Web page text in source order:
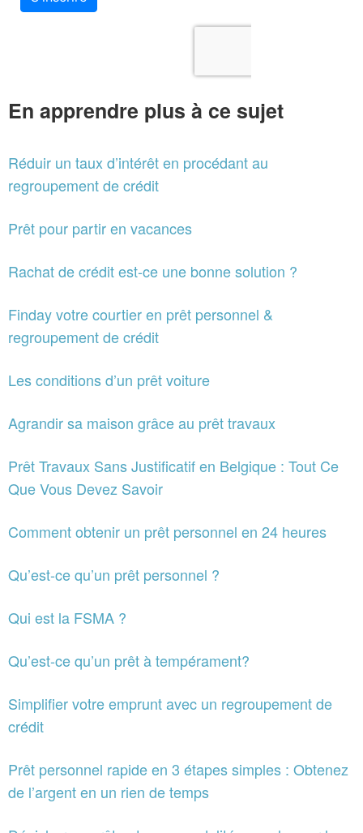
En apprendre plus à ce sujet
Réduir un taux d’intérêt en procédant au
regroupement de crédit
Prêt pour partir en vacances
Rachat de crédit est-ce une bonne solution ?
Finday votre courtier en prêt personnel &
regroupement de crédit
Les conditions d’un prêt voiture
Agrandir sa maison grâce au prêt travaux
Prêt Travaux Sans Justificatif en Belgique : Tout Ce
Que Vous Devez Savoir
Comment obtenir un prêt personnel en 24 heures
Qu’est-ce qu’un prêt personnel ?
Qui est la FSMA ?
Qu’est-ce qu’un prêt à tempérament?
Simplifier votre emprunt avec un regroupement de
crédit
Prêt personnel rapide en 3 étapes simples : Obtenez
de l’argent en un rien de temps